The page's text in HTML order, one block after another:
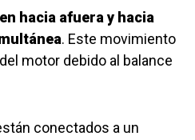
hacia afuera y hacia
. Este movimiento
motor debido al balance
conectados a un